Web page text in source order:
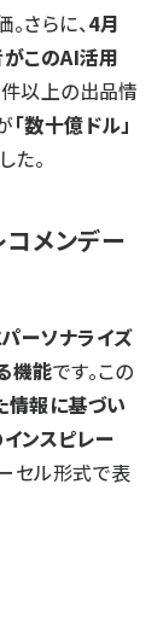
さらに、4月
このAI活用
件以上の出品情
「数十億ドル」
た。
メンデー
ーソナライズ
機能です。この
情報に基づい
ンスピレー
セル形式で表